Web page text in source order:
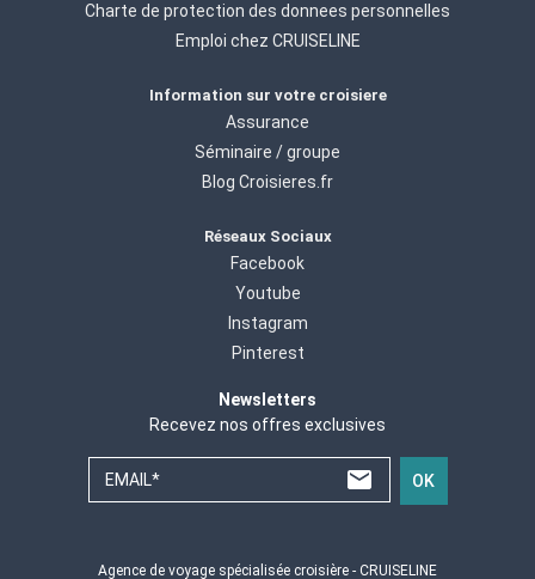
Charte de protection des donnees personnelles
Emploi chez CRUISELINE
Information sur votre croisiere
Assurance
Séminaire / groupe
Blog Croisieres.fr
Réseaux Sociaux
Facebook
Youtube
Instagram
Pinterest
Newsletters
Recevez nos offres exclusives
EMAIL* OK
Agence de voyage spécialisée croisière - CRUISELINE